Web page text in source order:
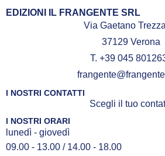
EDIZIONI IL FRANGENTE SRL
Via Gaetano
37129 Verona
T. +39 045
I NOSTRI CONTATTI
Scegli il tuo
I NOSTRI ORARI
lunedì - giovedì
09.00 - 13.00 / 14.00 - 18.00